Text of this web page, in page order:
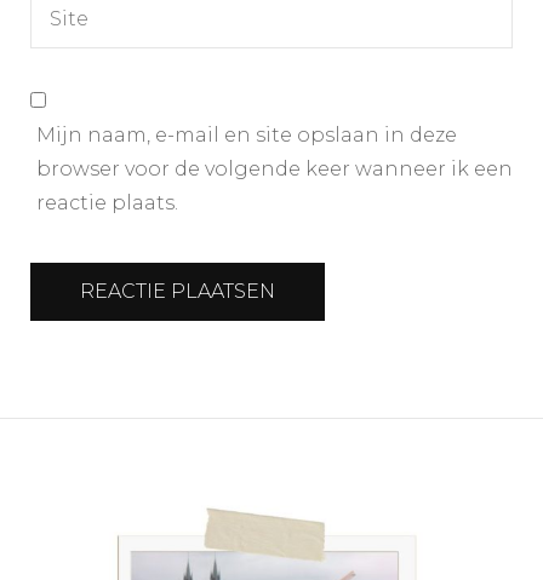
Mijn naam, e-mail en site opslaan in deze
browser voor de volgende keer wanneer ik een
reactie plaats.